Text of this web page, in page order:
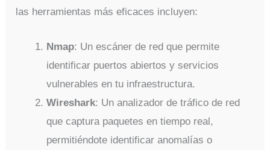
las herramientas más eficaces incluyen:
Nmap: Un escáner de red que permite
identificar puertos abiertos y servicios
vulnerables en tu infraestructura.
Wireshark: Un analizador de tráfico de red
que captura paquetes en tiempo real,
permitiéndote identificar anomalías o